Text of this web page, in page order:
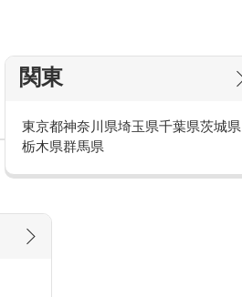
関東
東京都神奈川県埼玉県千葉県茨城県
栃木県群馬県
官庁・官公庁のお仕事とは